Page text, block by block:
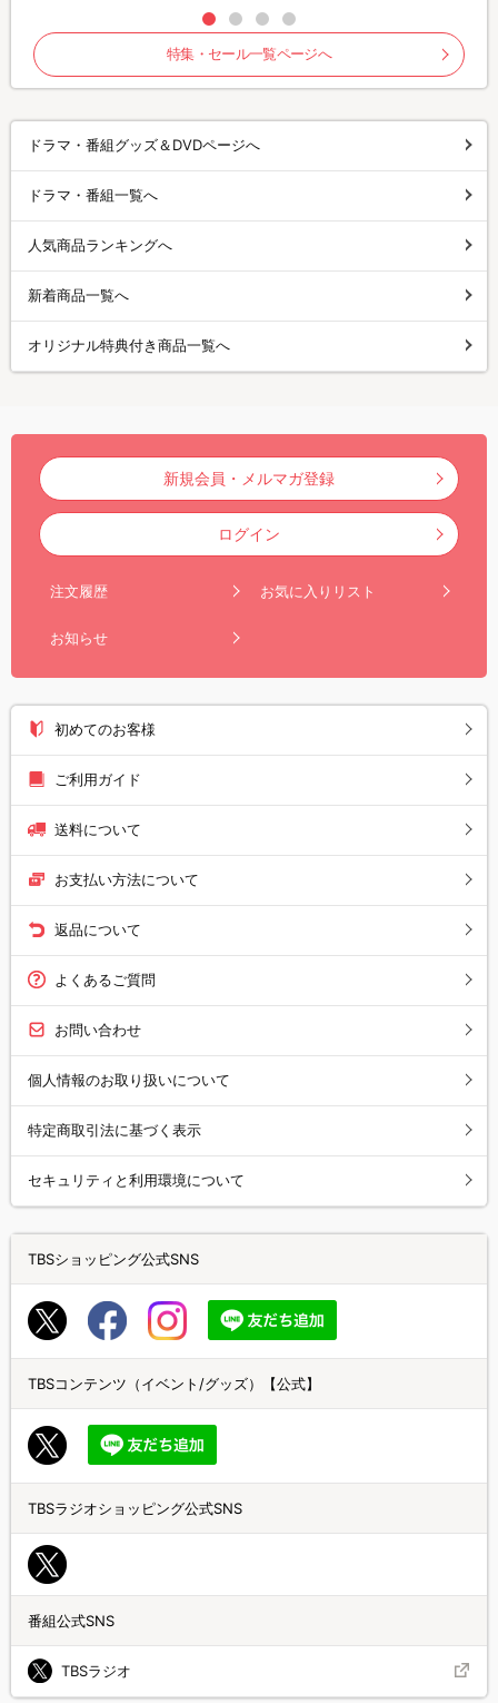
特集・セール一覧ページへ
ドラマ・番組グッズ＆DVDページへ
ドラマ・番組一覧へ
人気商品ランキングへ
新着商品一覧へ
オリジナル特典付き商品一覧へ
新規会員・メルマガ登録
ログイン
注文履歴 お気に入りリスト
お知らせ
初めてのお客様
ご利用ガイド
送料について
お支払い方法について
返品について
よくあるご質問
お問い合わせ
個人情報のお取り扱いについて
特定商取引法に基づく表示
セキュリティと利用環境について
TBSショッピング公式SNS
TBSコンテンツ（イベント/グッズ）【公式】
TBSラジオショッピング公式SNS
番組公式SNS
TBSラジオ